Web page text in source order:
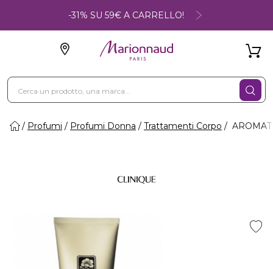
-31% SU 59€ A CARRELLO!
Profumi Profumi Donna Trattamenti Corpo